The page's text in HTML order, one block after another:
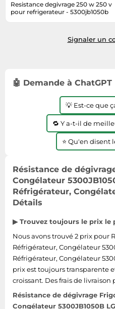
Taille-haies
Textiles de maison
Tronçonneuses
Informatique
Jeux électroniques
Médias
Objectifs photo
Ordinateurs portables
Plaques de cuisson
Robots de cuisine
Réfrigérateurs
Smartphones
Sèche-linge
Tablettes tactiles
Tondeuses cheveux &
Téléphonie
Téléviseurs
Télévision & vidéo
Vélos
Vêtements de sport
Resistance degivrage 250 w 250 v
pour refrigerateur - 5300jb1050b
Signaler un
🤖 Demande à ChatGPT
💡 Est-ce que
🔁 Y a-t-il de
⭐ Qu'en disent
Résistance de
Congélateur
Réfrigérateur,
Détails
▶ Trouvez toujours le prix le
Nous avons trouvé 2 prix pour
Réfrigérateur, Congélateur
Réfrigérateur, Congélateur
prix est toujours transparente
croissant. Des frais de livraison
Résistance de dégivrage
Congélateur 5300JB1050B